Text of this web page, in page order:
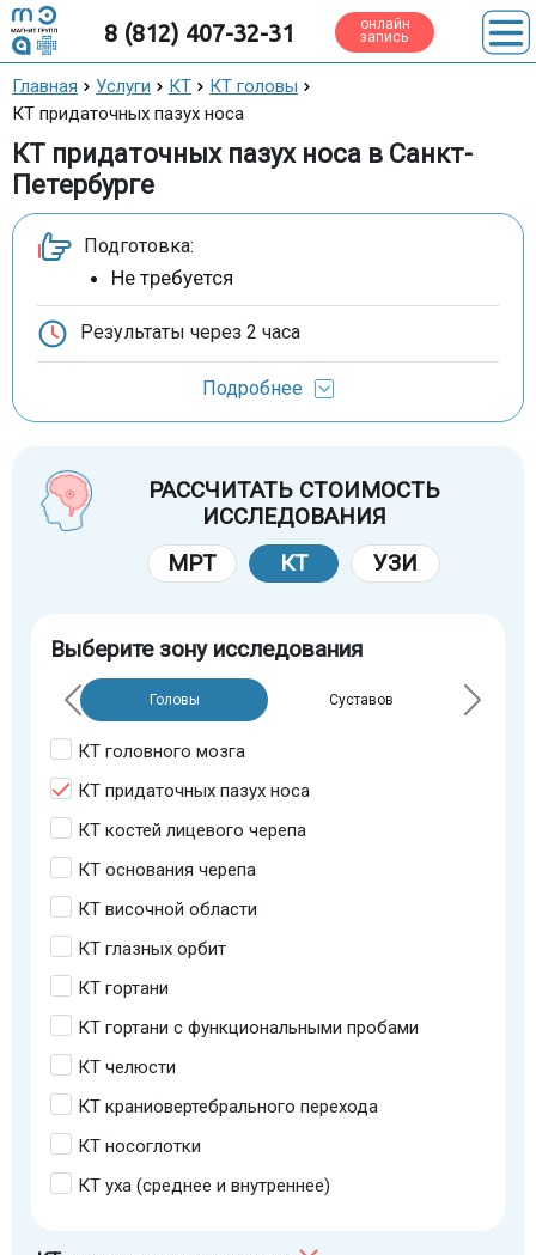
8 (812) 407-32-31 онлайн
запись
Главная Услуги КТ
КТ головы
КТ придаточных пазух носа
КТ придаточных пазух носа в Санкт-
Петербурге
РАССЧИТАТЬ СТОИМОСТЬ
ИССЛЕДОВАНИЯ
МРТ
КТ УЗИ
Выберите зону исследования
Головы Суставов
КТ головного мозга
КТ придаточных пазух носа
КТ костей лицевого черепа
КТ основания черепа
КТ височной области
КТ глазных орбит
КТ гортани
КТ гортани с функциональными пробами
КТ челюсти
КТ краниовертебрального перехода
КТ носоглотки
КТ уха (среднее и внутреннее)
Подготовка:
Не требуется
Результаты через 2 часа
Подробнее